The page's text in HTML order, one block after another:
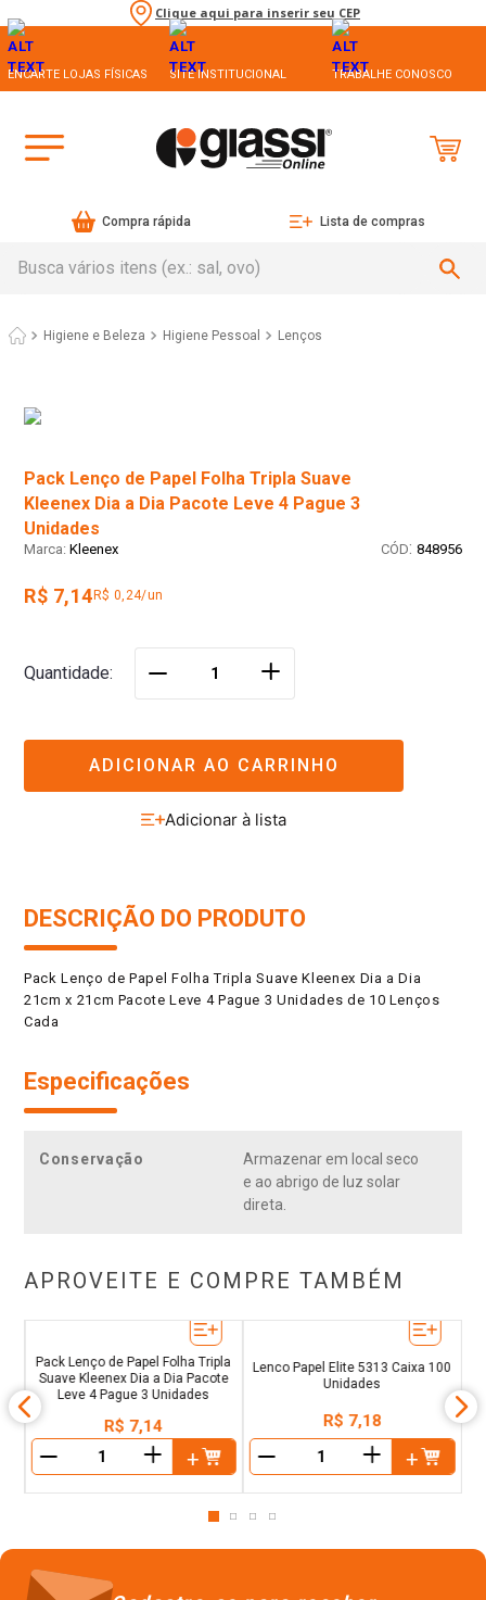
Clique aqui para inserir seu CEP
ENCARTE LOJAS FÍSICAS SITE INSTITUCIONAL TRABALHE CONOSCO
Compra rápida Lista de compras
Higiene e Beleza Higiene Pessoal Lenços
Pack Lenço de Papel Folha Tripla Suave
Kleenex Dia a Dia Pacote Leve 4 Pague 3
Unidades
Kleenex : 848956
R$ 7,14 R$ 0,24/un
Quantidade ＋
ADICIONAR AO CARRINHO
DESCRIÇÃO DO PRODUTO
Pack Lenço de Papel Folha Tripla Suave Kleenex Dia a Dia
21cm x 21cm Pacote Leve 4 Pague 3 Unidades de 10 Lenços
Cada
Especificações
Conservação
Armazenar em local seco
e ao abrigo de luz solar
direta.
APROVEITE E COMPRE TAMBÉM
Pack Lenço de Papel Folha Tripla
Suave Kleenex Dia a Dia Pacote
Leve 4 Pague 3 Unidades